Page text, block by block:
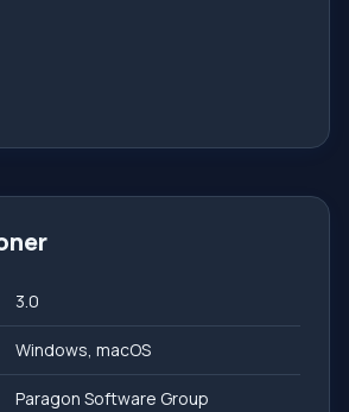
3.0
Windows, macOS
Paragon Software Group